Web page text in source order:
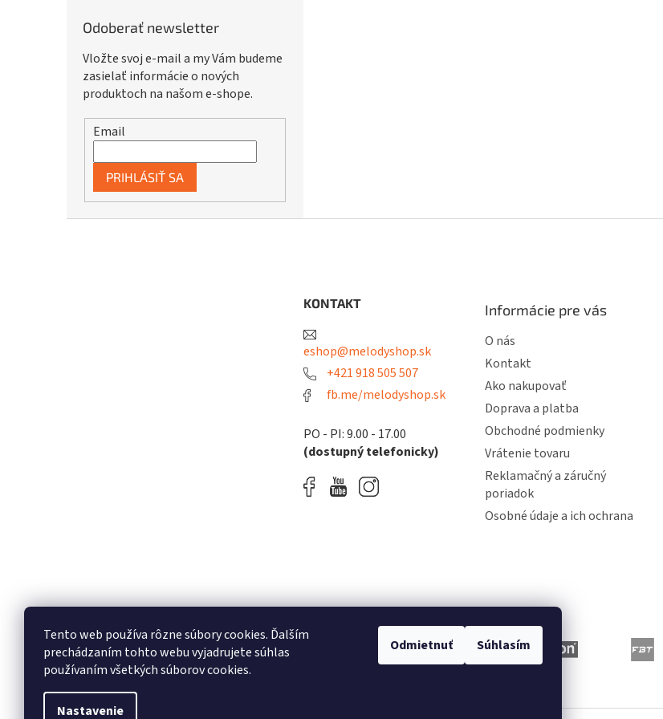
Tento web používa rôzne súbory cookies. Ďalším
prechádzaním tohto webu vyjadrujete súhlas
používaním všetkých súborov cookies.
Nastavenie
Odmietnuť Súhlasím
Odoberať newsletter
Vložte svoj e-mail a my Vám budeme
zasielať informácie o nových
produktoch na našom e-shope.
Email
PRIHLÁSIŤ SA
KONTAKT
eshop@melodyshop.sk
+421 918 505 507
fb.me/melodyshop.sk
PO - PI: 9.00 - 17.00
(dostupný telefonicky)
Informácie pre vás
O nás
Kontakt
Ako nakupovať
Doprava a platba
Obchodné podmienky
Vrátenie tovaru
Reklamačný a záručný
poriadok
Osobné údaje a ich ochrana